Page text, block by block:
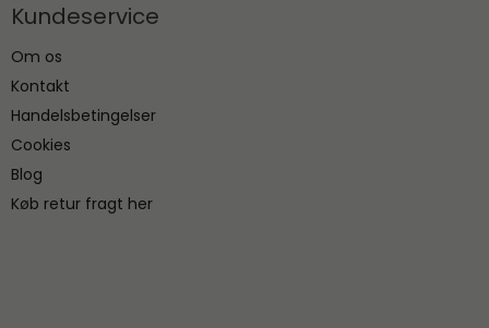
Kundeservice
Om os
Kontakt
Handelsbetingelser
Cookies
Blog
Køb retur fragt her